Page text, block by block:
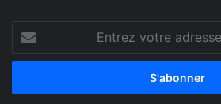
votre
adresse